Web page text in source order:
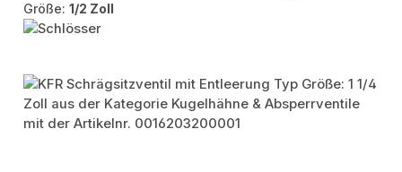
Größe:1/2 Zoll
Bildergalerie überspringen